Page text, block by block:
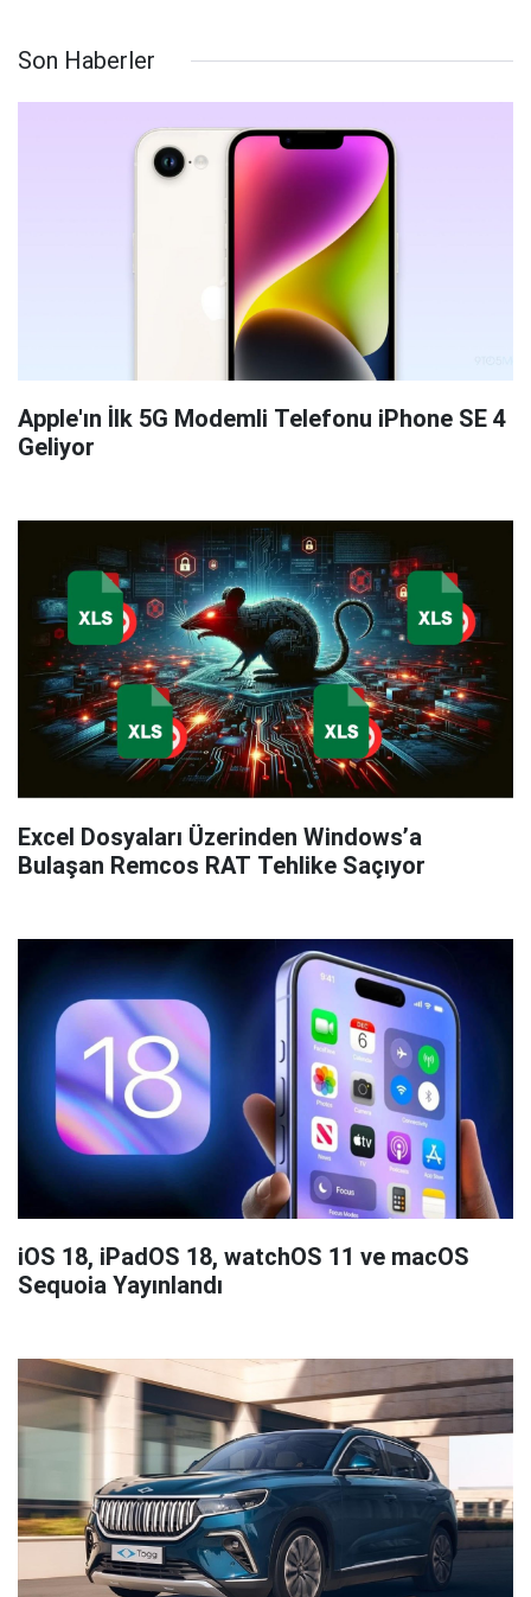
Son Haberler
Apple'ın İlk 5G Modemli Telefonu iPhone SE 4
Geliyor
Excel Dosyaları Üzerinden Windows’a
Bulaşan Remcos RAT Tehlike Saçıyor
iOS 18, iPadOS 18, watchOS 11 ve macOS
Sequoia Yayınlandı